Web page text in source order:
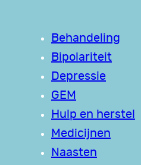
Behandeling
Bipolariteit
Depressie
GEM
Hulp en herstel
Medicijnen
Naasten